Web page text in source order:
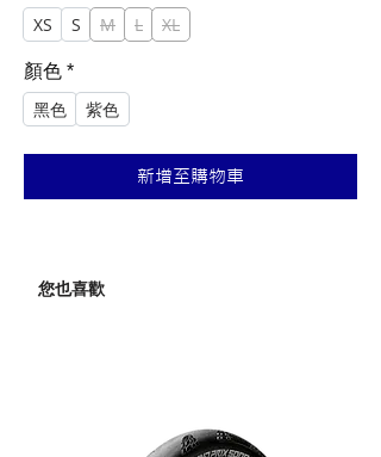
格
XS S M L XL
顏色 *
黑色 紫色
新增至購物車
您也喜歡